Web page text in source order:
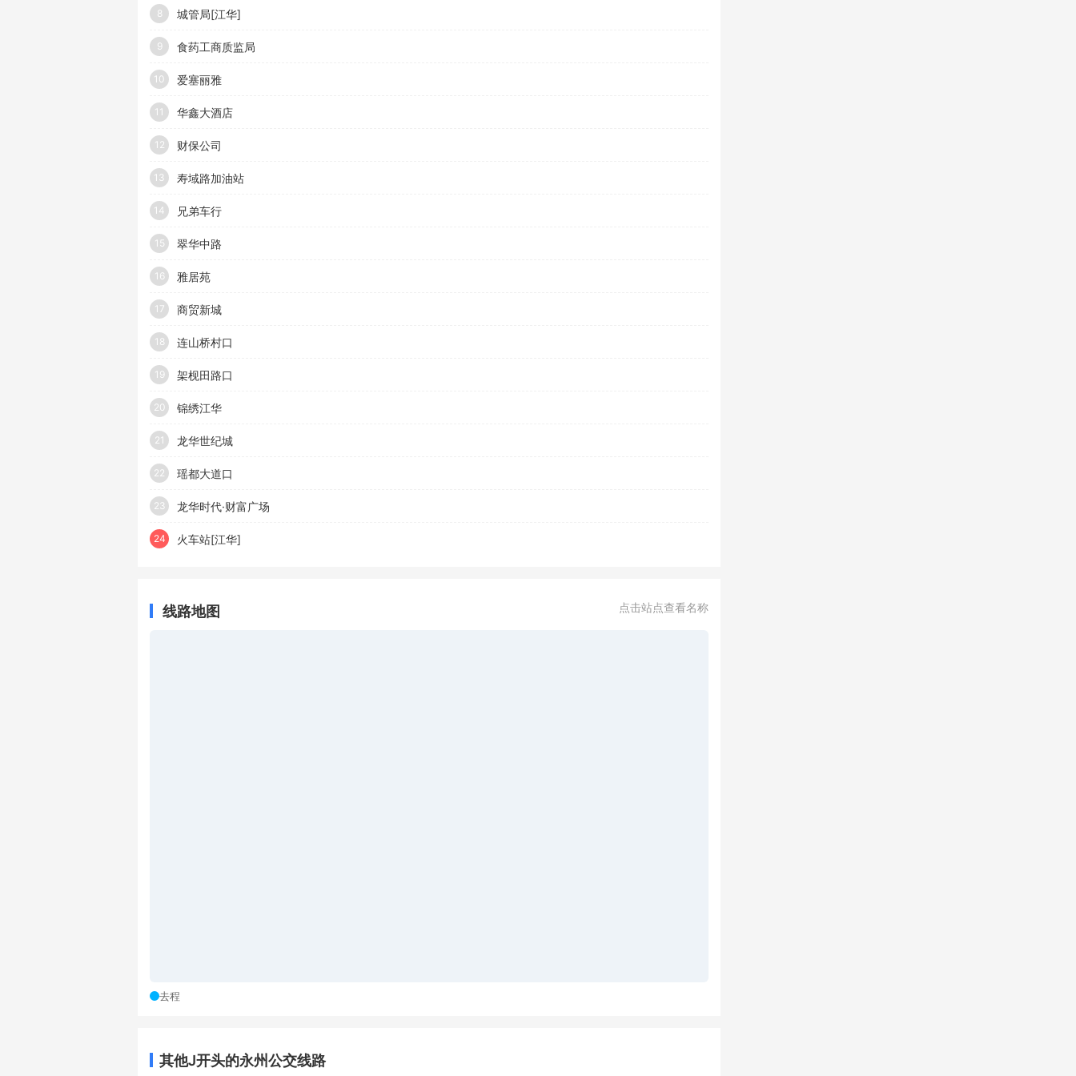
8 城管局[江华]
9 食药工商质监局
10 爱塞丽雅
11 华鑫大酒店
12 财保公司
13 寿域路加油站
14 兄弟车行
15 翠华中路
16 雅居苑
17 商贸新城
18 连山桥村口
19 架枧田路口
20 锦绣江华
21 龙华世纪城
22 瑶都大道口
23 龙华时代·财富广场
24 火车站[江华]
线路地图 点击站点查看名称
去程
其他J开头的永州公交线路